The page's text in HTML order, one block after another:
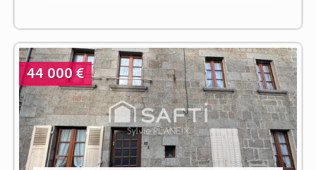
44 000 €